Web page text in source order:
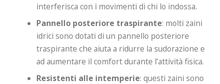
interferisca con i movimenti di chi lo indossa.
Pannello posteriore traspirante: molti zaini
idrici sono dotati di un pannello posteriore
traspirante che aiuta a ridurre la sudorazione e
ad aumentare il comfort durante l’attività fisica.
Resistenti alle intemperie: questi zaini sono